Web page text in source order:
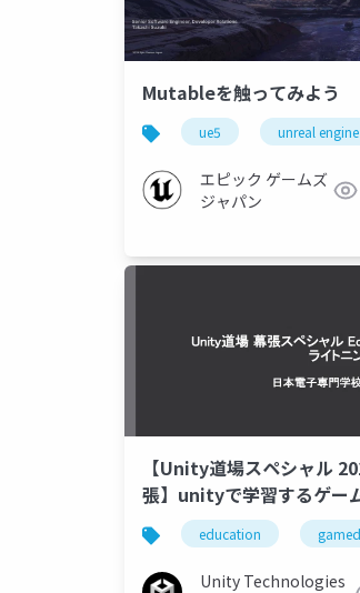
Mutableを触ってみよう
ue5 unreal
エピック ゲームズ
ジャパン
【Unity道場スペシャル
張】unityで学習するゲー
education
Unity Technologies